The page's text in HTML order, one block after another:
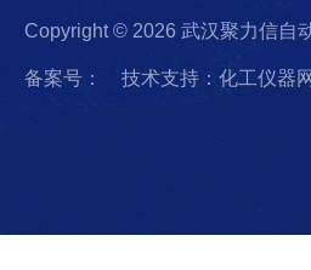
Copyright © 2026 武汉聚力信自
备案号： 技术支持：化工仪器网